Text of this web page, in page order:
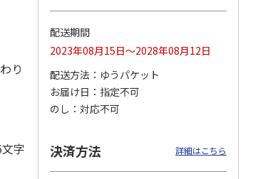
円
税込)
『ジョジョの奇妙な
冒険 スターダスト
クルセイダース』
3,300円
(送料別・税込)
3,300円
(送料別・税込)
り
字
配送期間
2023年08月15日～2028年08月12日
配送方法
ゆうパケット
お届け日
指定不可
のし
対応不可
決済方法 詳細はこちら